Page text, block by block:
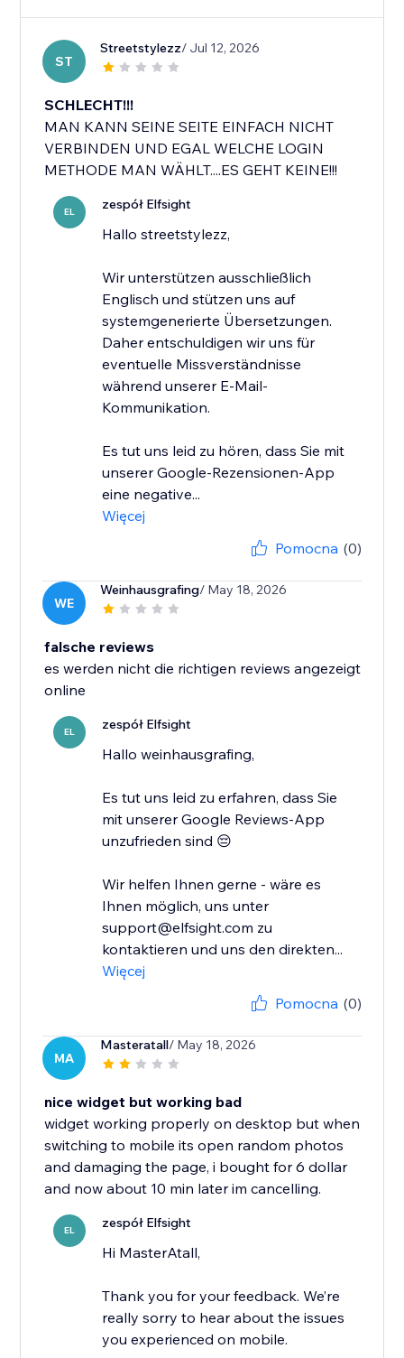
ST
Streetstylezz/ Jul 12, 2026
SCHLECHT!!!
MAN KANN SEINE SEITE EINFACH NICHT
VERBINDEN UND EGAL WELCHE LOGIN
METHODE MAN WÄHLT....ES GEHT KEINE!!!
EL zespół Elfsight
Hallo streetstylezz,
Wir unterstützen ausschließlich
Englisch und stützen uns auf
systemgenerierte Übersetzungen.
Daher entschuldigen wir uns für
eventuelle Missverständnisse
während unserer E-Mail-
Kommunikation.
Es tut uns leid zu hören, dass Sie mit
unserer Google-Rezensionen-App
eine negative...
Więcej
Pomocna (0)
WE
Weinhausgrafing/ May 18, 2026
falsche reviews
es werden nicht die richtigen reviews angezeigt
online
EL zespół Elfsight
Hallo weinhausgrafing,
Es tut uns leid zu erfahren, dass Sie
mit unserer Google Reviews-App
unzufrieden sind 😔
Wir helfen Ihnen gerne - wäre es
Ihnen möglich, uns unter
support@elfsight.com zu
kontaktieren und uns den direkten...
Więcej
Pomocna (0)
MA
Masteratall/ May 18, 2026
nice widget but working bad
widget working properly on desktop but when
switching to mobile its open random photos
and damaging the page, i bought for 6 dollar
and now about 10 min later im cancelling.
EL zespół Elfsight
Hi MasterAtall,
Thank you for your feedback. We’re
really sorry to hear about the issues
you experienced on mobile.